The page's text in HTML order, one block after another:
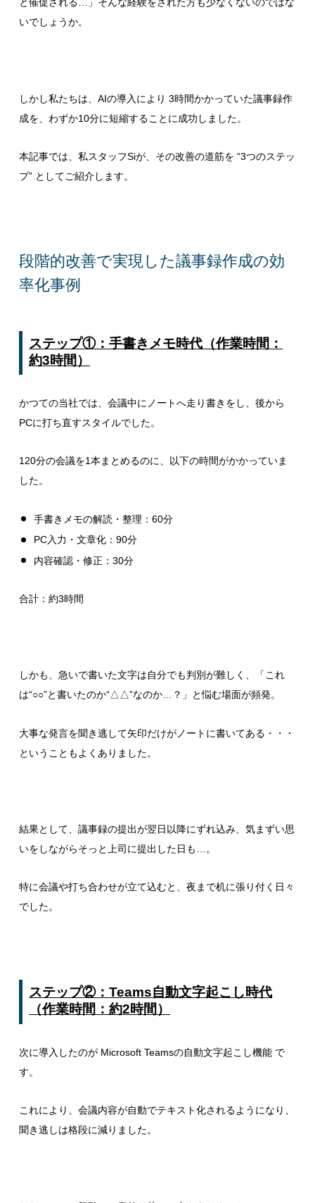
いでしょうか。
しかし私たちは、AIの導入により 3時間かかっていた議事録作
成を、わずか10分に短縮することに成功しました。
本記事では、私スタッフSiが、その改善の道筋を “3つのステッ
プ” としてご紹介します。
段階的改善で実現した議事録作成の効
率化事例
ステップ①：手書きメモ時代（作業時間：
約3時間）
かつての当社では、会議中にノートへ走り書きをし、後から
PCに打ち直すスタイルでした。
120分の会議を1本まとめるのに、以下の時間がかかっていま
した。
手書きメモの解読・整理：60分
PC入力・文章化：90分
内容確認・修正：30分
合計：約3時間
しかも、急いで書いた文字は自分でも判別が難しく、「これ
は“○○”と書いたのか“△△”なのか…？」と悩む場面が頻発。
大事な発言を聞き逃して矢印だけがノートに書いてある・・・
ということもよくありました。
結果として、議事録の提出が翌日以降にずれ込み、気まずい思
いをしながらそっと上司に提出した日も…。
特に会議や打ち合わせが立て込むと、夜まで机に張り付く日々
でした。
ステップ②：Teams自動文字起こし時代
（作業時間：約2時間）
次に導入したのが Microsoft Teamsの自動文字起こし機能 で
す。
これにより、会議内容が自動でテキスト化されるようになり、
聞き逃しは格段に減りました。